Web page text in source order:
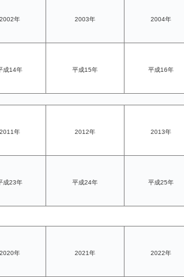
2002年 2003年 2004年
成14年 平成15年 平成16年
2011年 2012年 2013年
成23年 平成24年 平成25年
2020年 2021年 2022年